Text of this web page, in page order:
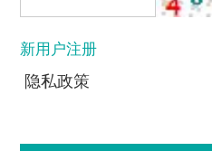
新用户注册
隐私政策